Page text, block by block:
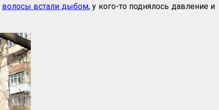
волосы встали дыбом, у кого-то поднялось давление и